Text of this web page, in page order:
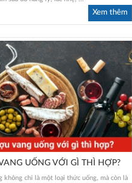
Xem thêm
UỐNG VỚI GÌ THÌ HỢP?
không chỉ là một loại thức uống, mà còn là